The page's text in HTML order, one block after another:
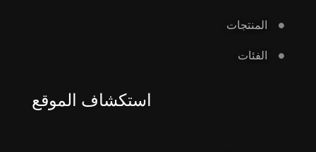
المنتجات
الفئات
استكشاف الموقع